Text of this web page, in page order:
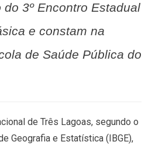
3º Encontro Estadual
e constam na
de Saúde Pública do
de Três Lagoas, segundo o
Geografia e Estatística (IBGE),